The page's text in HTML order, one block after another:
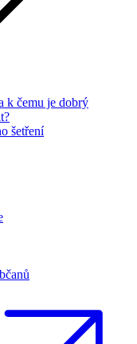
k čemu je dobrý
šetření